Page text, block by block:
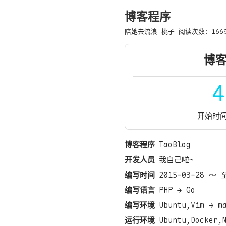
博客程序
陪她去流浪 桃子 阅读次数：
博
开始时
博客程序 TaoBlog
开发人员 我自己啦~
编写时间 2015-03-28 ～
编写语言 PHP → Go
编写环境 Ubuntu,Vim →
运行环境